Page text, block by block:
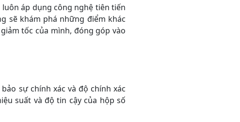
áp dụng công nghệ tiên tiến
sẽ khám phá những điểm khác
tốc của mình, đóng góp vào
sự chính xác và độ chính xác
suất và độ tin cậy của hộp số